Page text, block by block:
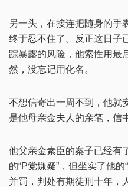
另一头，在接连把随身的手
终于忍不住了。反正这日子
踪暴露的风险，他索性用最
然，没忘记用化名。
不想信寄出一周不到，他就
是他母亲金夫人的亲笔，信
他父亲金素臣的案子已经有
的“P党嫌疑”，但坐实了他的
并罚，判处有期徒刑十年，